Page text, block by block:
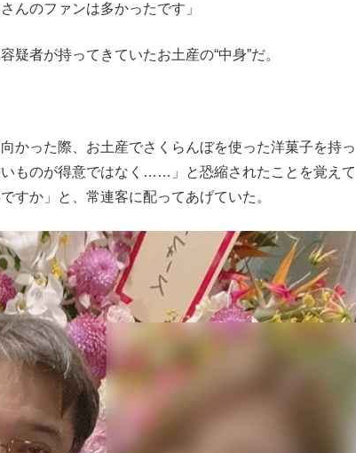
んのファンは多かったです」
者が持ってきていたお土産の“中身”だ。
かった際、お土産でさくらんぼを使った洋菓子を持っ
ものが得意ではなく……」と恐縮されたことを覚えて
すか」と、常連客に配ってあげていた。